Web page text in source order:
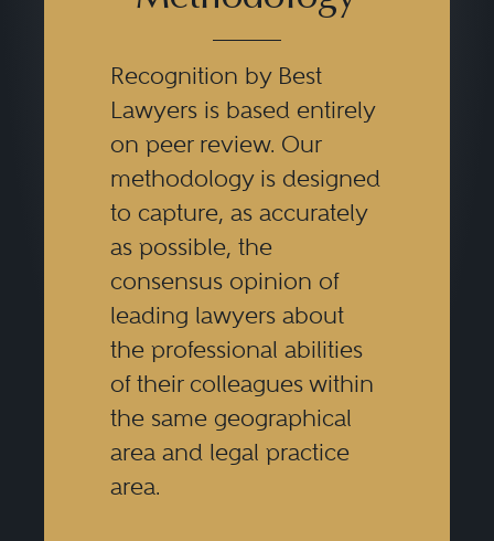
Recognition by Best
Lawyers is based entirely
on peer review. Our
methodology is designed
to capture, as accurately
as possible, the
consensus opinion of
leading lawyers about
the professional abilities
of their colleagues within
the same geographical
area and legal practice
area.